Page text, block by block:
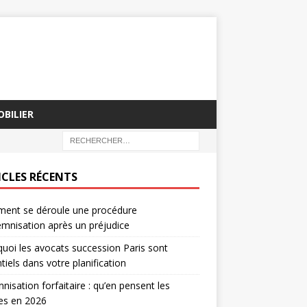
RÉCENTS
se déroule une procédure
après un préjudice
les avocats succession Paris sont
dans votre planification
forfaitaire : qu’en pensent les
en 2026